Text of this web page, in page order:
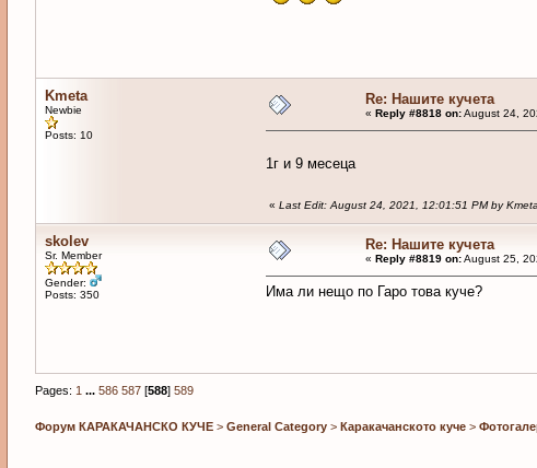
Kmeta
Newbie
Posts: 10
Re: Нашите кучета
« Reply #8818 on:August 24,
1г и 9 месеца
« Last Edit: August 24, 2021, 12:01:51 PM by
skolev
Sr. Member
Gender:
Posts: 350
Re: Нашите кучета
« Reply #8819 on:August 25,
Има ли нещо по Гаро това куче?
Pages: 1 ... 586 587[588] 589
Форум КАРАКАЧАНСКО КУЧЕ> General Category> Каракачанското куче>